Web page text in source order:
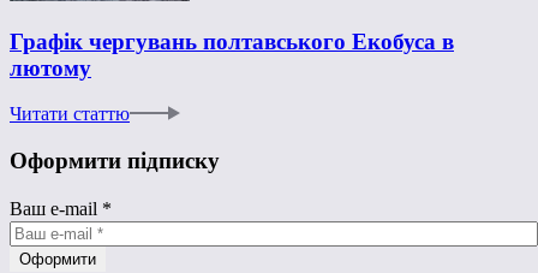
Графік чергувань полтавського Екобуса в
лютому
Читати статтю
Оформити підписку
Ваш e-mail *